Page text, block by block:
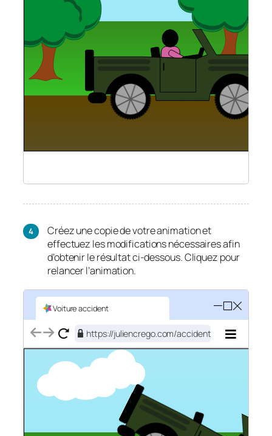
Créez une copie de votre animation et
effectuez les modifications nécessaires afin
d’obtenir le résultat ci-dessous.Cliquez pour
relancer l’animation.
Voiture accident
https://juliencrego.com/accident.html